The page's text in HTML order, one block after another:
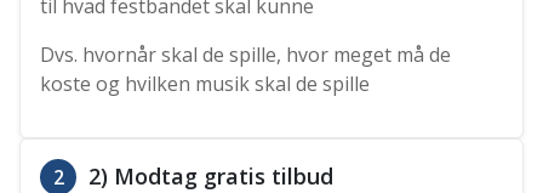
til hvad festbandet skal kunne
Dvs. hvornår skal de spille, hvor meget må de
koste og hvilken musik skal de spille
2 2) Modtag gratis tilbud